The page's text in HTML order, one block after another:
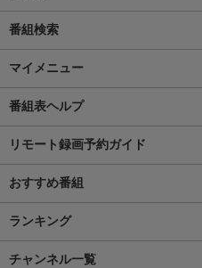
番組検索
マイメニュー
番組表ヘルプ
リモート録画予約ガイド
おすすめ番組
ランキング
チャンネル一覧